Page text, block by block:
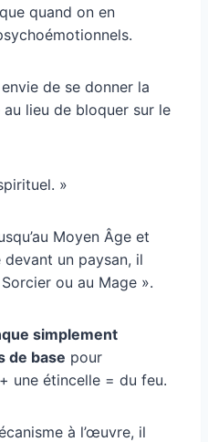
quand on en
de se donner la
lieu de bloquer sur le
»
Moyen Âge et
devant un paysan, il
ou au Mage ».
simplement
de base pour
une étincelle = du feu.
à l’œuvre, il